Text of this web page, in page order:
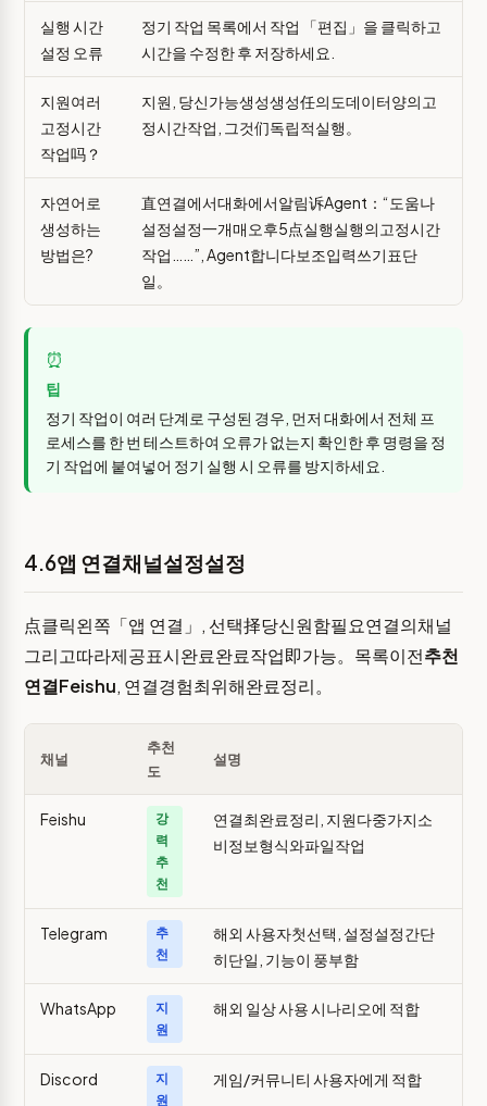
실행 시간
설정 오류
정기 작업 목록에서 작업 「편집」을 클릭하고
시간을 수정한 후 저장하세요.
지원여러
고정시간
작업吗？
지원, 당신가능생성생성任의도데이터양의고
정시간작업, 그것们독립적실행。
자연어로
생성하는
방법은?
直연결에서대화에서알림诉Agent：“도움나
설정설정一개매오후5点실행실행의고정시간
작업……”, Agent합니다보조입력쓰기표단
일。
⏰
팁
정기 작업이 여러 단계로 구성된 경우, 먼저 대화에서 전체 프
로세스를 한 번 테스트하여 오류가 없는지 확인한 후 명령을 정
기 작업에 붙여넣어 정기 실행 시 오류를 방지하세요.
4.6앱 연결채널설정설정
点클릭왼쪽「앱 연결」, 선택择당신원함필요연결의채널
그리고따라제공표시완료완료작업即가능。목록이전추천
연결Feishu, 연결경험최위해완료정리。
채널
추천
도
설명
Feishu
강
력
추
천
연결최완료정리, 지원다중가지소
비정보형식와파일작업
Telegram
추
천
해외 사용자첫선택, 설정설정간단
히단일, 기능이 풍부함
WhatsApp
지
원
해외 일상 사용 시나리오에 적합
Discord
지
원
게임/커뮤니티 사용자에게 적합